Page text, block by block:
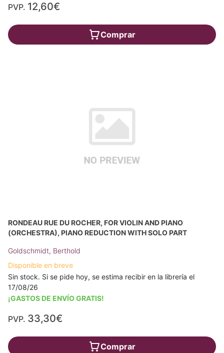
PVP. 12,60€
Comprar
RONDEAU RUE DU ROCHER, FOR VIOLIN AND PIANO
(ORCHESTRA), PIANO REDUCTION WITH SOLO PART
Goldschmidt, Berthold
Disponible en breve
Sin stock. Si se pide hoy, se estima recibir en la librería el
17/08/26
¡GASTOS DE ENVÍO GRATIS!
PVP. 33,30€
Comprar